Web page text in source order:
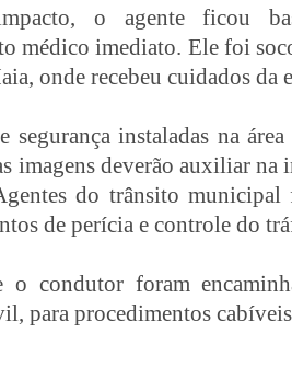
o agente ficou
médico imediato. Ele foi
onde recebeu cuidados da
segurança instaladas na
imagens deverão auxiliar na
do trânsito
de perícia e controle do
o condutor foram
para procedimentos